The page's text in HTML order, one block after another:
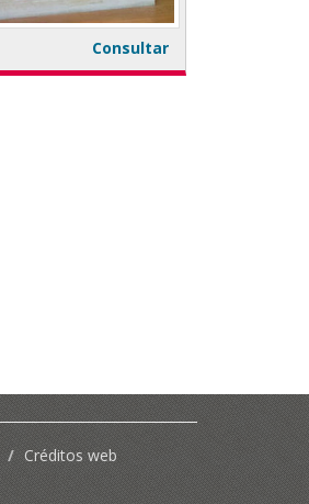
Consultar
/ Créditos web